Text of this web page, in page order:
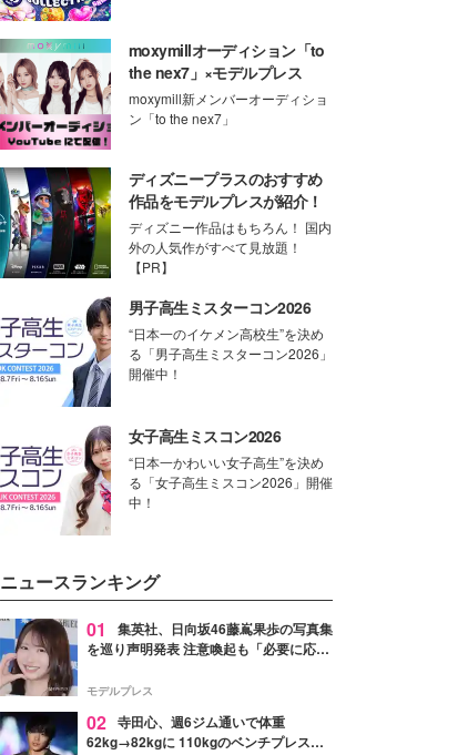
moxymillオーディション「to
the nex7」×モデルプレス
moxymill新メンバーオーディショ
ン「to the nex7」
ディズニープラスのおすすめ
作品をモデルプレスが紹介！
ディズニー作品はもちろん！ 国内
外の人気作がすべて見放題！
【PR】
男子高生ミスターコン2026
“日本一のイケメン高校生”を決め
る「男子高生ミスターコン2026」
開催中！
女子高生ミスコン2026
“日本一かわいい女子高生”を決め
る「女子高生ミスコン2026」開催
中！
ニュースランキング
01
集英社、日向坂46藤嶌果歩の写真集
を巡り声明発表 注意喚起も「必要に応じ
モデルプレス
02 寺田心、週6ジム通いで体重
62kg→82kgに 110kgのベンチプレス持